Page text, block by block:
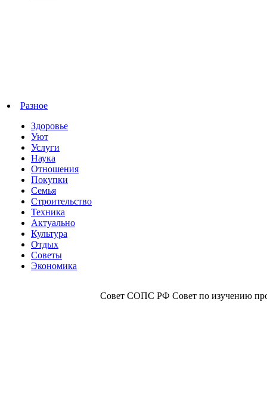
Разное
Здоровье
Уют
Услуги
Наука
Отношения
Покупки
Семья
Строительство
Техника
Актуально
Культура
Отдых
Советы
Экономика
Совет СОПС РФ Совет по изучению